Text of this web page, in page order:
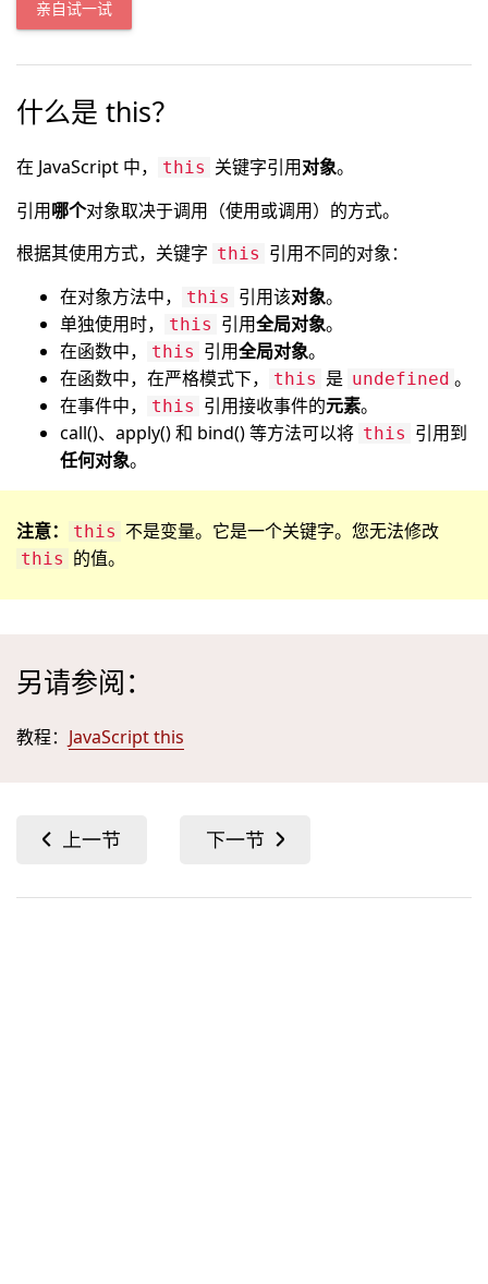
亲自试一试
什么是 this？
在 JavaScript 中， this 关键字引用对象。
引用哪个对象取决于调用（使用或调用）的方式。
根据其使用方式，关键字 this 引用不同的对象：
在对象方法中，
this 引用该对象。
单独使用时，
this 引用全局对象。
在函数中，
this 引用全局对象。
在函数中，在严格模式下，
this 是 undefined 。
在事件中，
this 引用接收事件的元素。
call()、apply() 和 bind() 等方法可以将 this 引用到
任何对象。
注意： this 不是变量。它是一个关键字。您无法修改
this 的值。
另请参阅：
教程： JavaScript this